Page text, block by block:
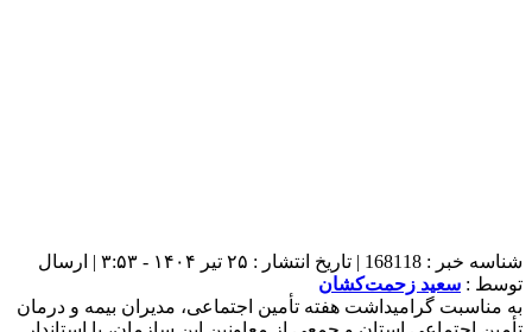
شناسه خبر : 168118 | تاریخ انتشار : ۲۵ تیر ۱۴۰۴ - ۳:۵۳ | ارسال
توسط : سعید زحمت‌کشان
به مناسبت گرامیداشت هفته تأمین اجتماعی، مدیران بیمه و درمان